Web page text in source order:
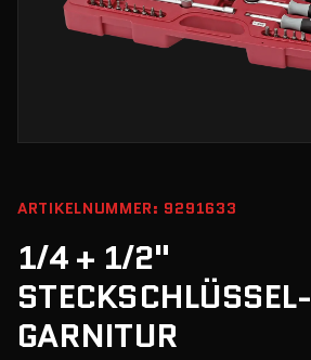
ARTIKELNUMMER: 9291633
1/4 + 1/2"
STECKSCHLÜSSEL-
GARNITUR